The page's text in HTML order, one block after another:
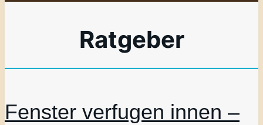
Ratgeber
Fenster verfugen innen –